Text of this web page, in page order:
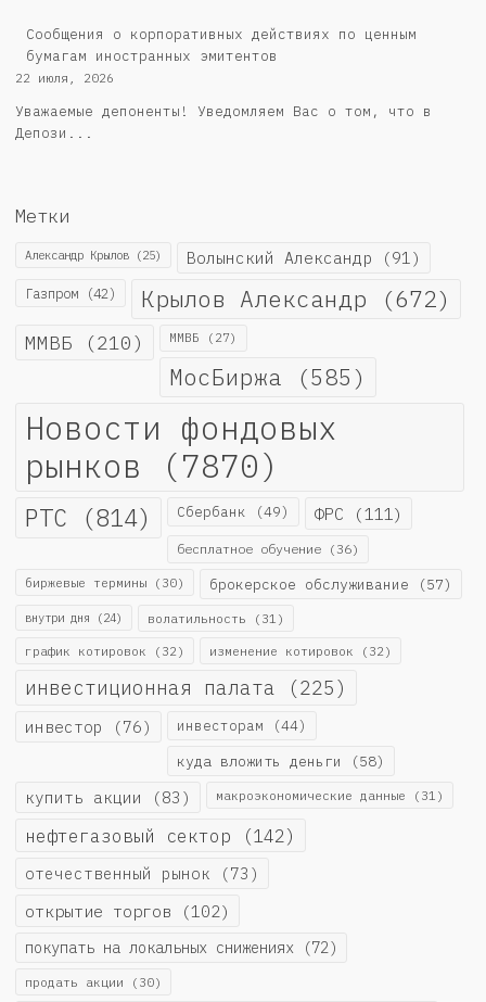
Сообщения о корпоративных действиях по ценным
бумагам иностранных эмитентов
22 июля, 2026
Уважаемые депоненты! Уведомляем Вас о том, что в
Депози...
Метки
Александр Крылов (25) Волынский Александр (91)
Газпром (42) Крылов Александр (672)
ММВБ (210) ММВБ (27)
МосБиржа (585)
Новости фондовых
рынков (7870)
РТС (814) Сбербанк (49) ФРС (111)
бесплатное обучение (36)
биржевые термины (30) брокерское обслуживание (57)
внутри дня (24) волатильность (31)
график котировок (32) изменение котировок (32)
инвестиционная палата (225)
инвестор (76) инвесторам (44)
куда вложить деньги (58)
купить акции (83) макроэкономические данные (31)
нефтегазовый сектор (142)
отечественный рынок (73)
открытие торгов (102)
покупать на локальных снижениях (72)
продать акции (30)